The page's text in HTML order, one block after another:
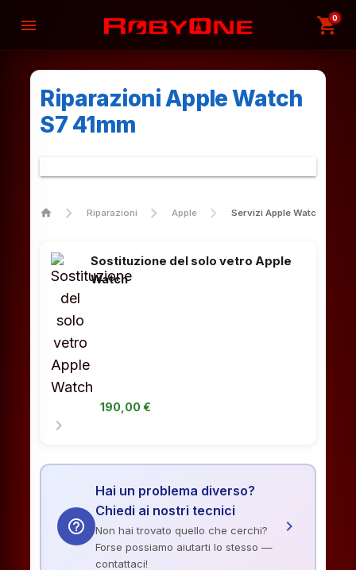
menu shopping_cart
0
Riparazioni Apple Watch
S7 41mm
home Riparazioni Apple Servizi Apple Watch S7
Sostituzione del solo vetro Apple
Watch
190,00 €
chevron_right
help_outline
Hai un problema diverso?
Chiedi ai nostri tecnici
Non hai trovato quello che cerchi?
Forse possiamo aiutarti lo stesso —
contattaci!
chevron_right